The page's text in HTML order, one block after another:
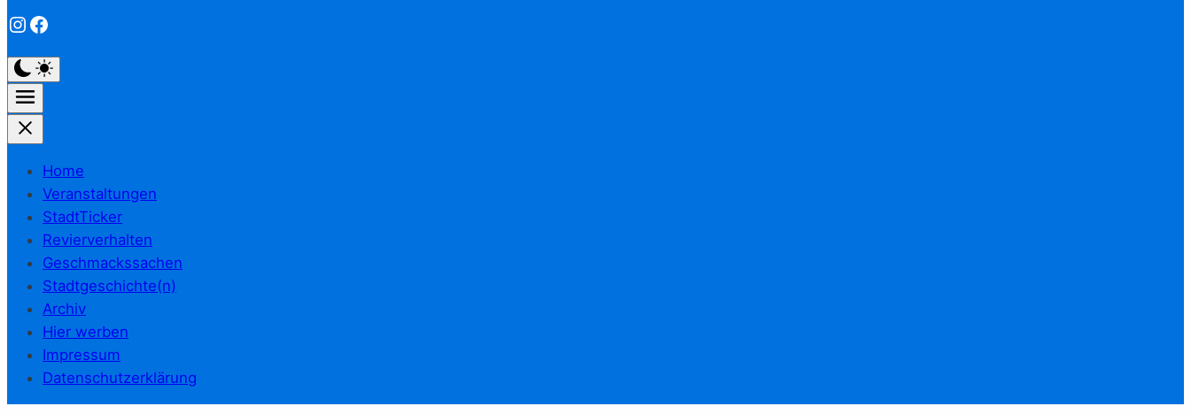
Instagram
Facebook
Home
Veranstaltungen
StadtTicker
Revierverhalten
Geschmackssachen
Stadtgeschichte(n)
Archiv
Hier werben
Impressum
Datenschutzerklärung